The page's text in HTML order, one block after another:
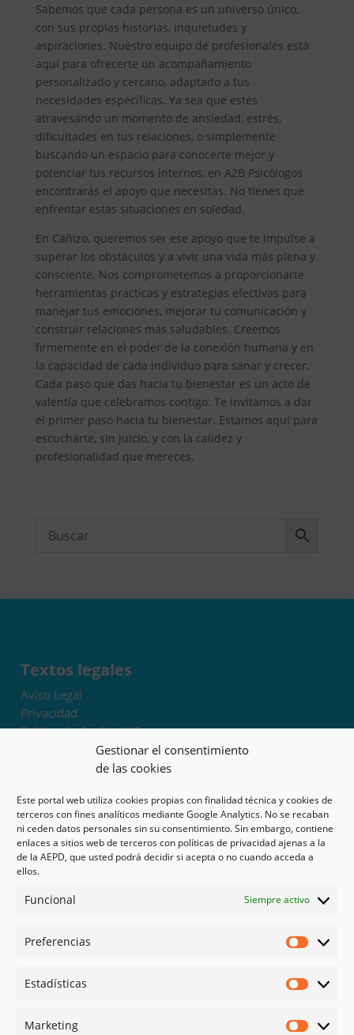
Gestionar el consentimiento
de las cookies
Este portal web utiliza cookies propias con finalidad técnica y cookies de
terceros con fines analíticos mediante Google Analytics. No se recaban
ni ceden datos personales sin su consentimiento. Sin embargo, contiene
enlaces a sitios web de terceros con políticas de privacidad ajenas a la
de la AEPD, que usted podrá decidir si acepta o no cuando acceda a
ellos.
Funcional Siempre activo
Preferencias
Estadísticas
Marketing
Sabemos que cada persona es un universo único,
con sus propias historias, inquietudes y
aspiraciones. Nuestro equipo de profesionales está
aquí para ofrecerte un acompañamiento
personalizado y cercano, adaptado a tus
necesidades específicas. Ya sea que estés
atravesando un momento de ansiedad, estrés,
dificultades en tus relaciones, o simplemente
buscando un espacio para conocerte mejor y
potenciar tus recursos internos, en A2B Psicólogos
encontrarás el apoyo que necesitas. No tienes que
enfrentar estas situaciones en soledad.
En Cañizo, queremos ser ese apoyo que te impulse a
superar los obstáculos y a vivir una vida más plena y
consciente. Nos comprometemos a proporcionarte
herramientas prácticas y estrategias efectivas para
manejar tus emociones, mejorar tu comunicación y
construir relaciones más saludables. Creemos
firmemente en el poder de la conexión humana y en
la capacidad de cada individuo para sanar y crecer.
Cada paso que das hacia tu bienestar es un acto de
valentía que celebramos contigo. Te invitamos a dar
el primer paso hacia tu bienestar. Estamos aquí para
escucharte, sin juicio, y con la calidez y
profesionalidad que mereces.
Textos legales
Aviso Legal
Privacidad
Política de Cookies UE
Términos y condiciones
Exoneración de responsabilidad
Mapa del sitio
Mi cuenta
Tienda
Psicología en Murcia
Guías
Redes sociales
Instagram
Linked in